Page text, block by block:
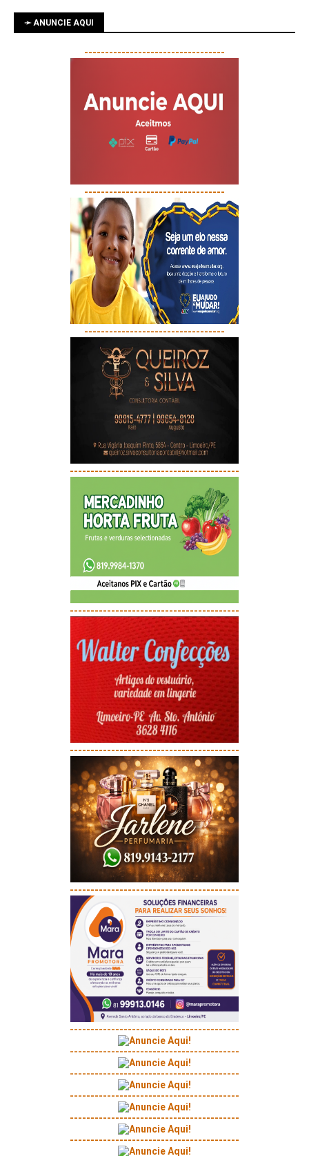
➛ ANUNCIE AQUI
----------------------------------
----------------------------------
----------------------------------
-----------------------------------------
-----------------------------------------
-----------------------------------------
-----------------------------------------
-----------------------------------------
-----------------------------------------
-----------------------------------------
-----------------------------------------
-----------------------------------------
-----------------------------------------